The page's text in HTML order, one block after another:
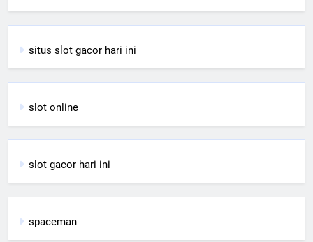
situs slot gacor hari ini
slot online
slot gacor hari ini
spaceman